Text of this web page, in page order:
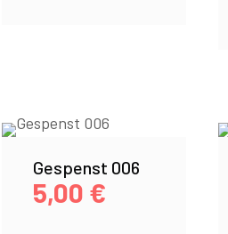
Gespenst 006
5,00 €